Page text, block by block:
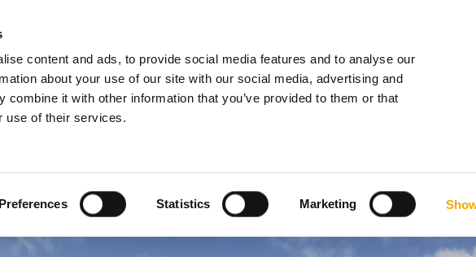
content and ads, to provide social media features and to analyse our
about your use of our site with our social media, advertising and
combine it with other information that you’ve provided to them or that
use of their services.
Preferences Statistics Marketing
Bosna
strokovnjake